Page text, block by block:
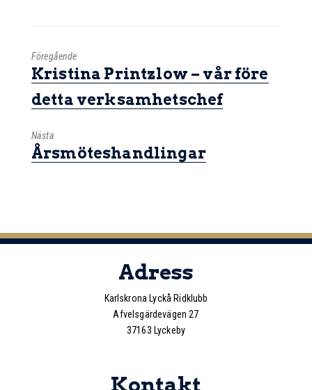
Föregående
Kristina Printzlow – vår före
detta verksamhetschef
Nästa
Årsmöteshandlingar
Adress
Karlskrona Lyckå Ridklubb
Afvelsgärdevägen 27
37163 Lyckeby
Kontakt